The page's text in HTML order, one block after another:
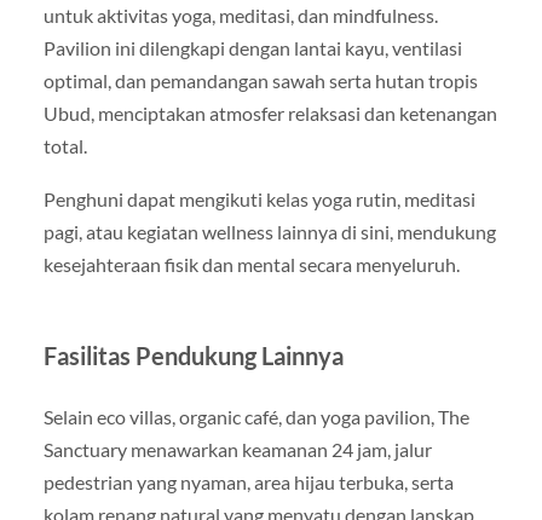
untuk aktivitas yoga, meditasi, dan mindfulness.
Pavilion ini dilengkapi dengan lantai kayu, ventilasi
optimal, dan pemandangan sawah serta hutan tropis
Ubud, menciptakan atmosfer relaksasi dan ketenangan
total.
Penghuni dapat mengikuti kelas yoga rutin, meditasi
pagi, atau kegiatan wellness lainnya di sini, mendukung
kesejahteraan fisik dan mental secara menyeluruh.
Fasilitas Pendukung Lainnya
Selain eco villas, organic café, dan yoga pavilion, The
Sanctuary menawarkan keamanan 24 jam, jalur
pedestrian yang nyaman, area hijau terbuka, serta
kolam renang natural yang menyatu dengan lanskap